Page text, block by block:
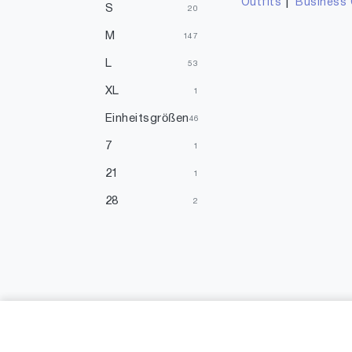
S 20
M 147
L 53
XL 1
Einheitsgrößen 46
7 1
21 1
28 2
Outfits
Business